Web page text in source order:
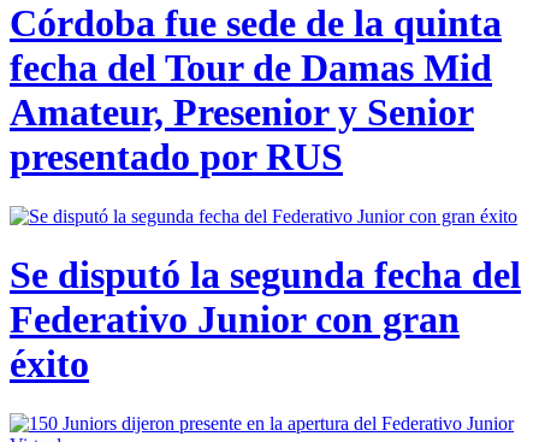
Córdoba fue sede de la quinta
fecha del Tour de Damas Mid
Amateur, Presenior y Senior
presentado por RUS
Se disputó la segunda fecha del
Federativo Junior con gran
éxito